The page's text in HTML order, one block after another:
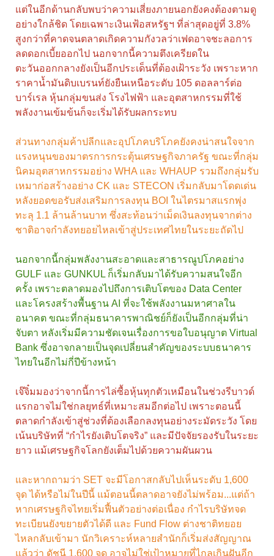
แต่ในอีกด้านกลับพบว่าความเสี่ยงภายนอกยังคงต้องตามดู
อย่างใกล้ชิด โดยเฉพาะเงินเฟ้อสหรัฐฯ ที่ล่าสุดอยู่ที่ 3.8%
สูงกว่าที่คาดจนตลาดเกิดความกังวลว่าเฟดอาจชะลอการ
ลดดอกเบี้ยออกไป นอกจากนี้ความตึงเครียดใน
ตะวันออกกลางยังเป็นอีกประเด็นที่ต้องเฝ้าระวัง เพราะหาก
ราคาน้ำมันดิบเบรนท์ยังยืนเหนือระดับ 105 ดอลลาร์ต่อ
บาร์เรล หุ้นกลุ่มขนส่ง โรงไฟฟ้า และอุตสาหกรรมที่ใช้
พลังงานเข้มข้นก็จะเริ่มได้รับผลกระทบ
ส่วนทางกลุ่มค้าปลีกและอุปโภคบริโภคยังคงน่าสนใจจาก
แรงหนุนของมาตรการกระตุ้นเศรษฐกิจภาครัฐ ขณะที่กลุ่ม
นิคมอุตสาหกรรมอย่าง WHA และ WHAUP รวมถึงกลุ่มรับ
เหมาก่อสร้างอย่าง CK และ STECON เริ่มกลับมาโดดเด่น
หลังยอดขอรับส่งเสริมการลงทุน BOI ในไตรมาสแรกพุ่ง
ทะลุ 1.1 ล้านล้านบาท ซึ่งสะท้อนว่าเม็ดเงินลงทุนจากต่าง
ชาติอาจกำลังทยอยไหลเข้าสู่ประเทศไทยในระยะถัดไป
นอกจากนี้กลุ่มพลังงานสะอาดและสาธารณูปโภคอย่าง
GULF และ GUNKUL ก็เริ่มกลับมาได้รับความสนใจอีก
ครั้ง เพราะตลาดมองไปถึงการเติบโตของ Data Center
และโครงสร้างพื้นฐาน AI ที่จะใช้พลังงานมหาศาลใน
อนาคต ขณะที่กลุ่มธนาคารพาณิชย์ก็ยังเป็นอีกกลุ่มที่น่า
จับตา หลังเริ่มมีความชัดเจนเรื่องการขอใบอนุญาต Virtual
Bank ซึ่งอาจกลายเป็นจุดเปลี่ยนสำคัญของระบบธนาคาร
ไทยในอีกไม่กี่ปีข้างหน้า
เจ๊จิ๋มมองว่าจากนี้การไล่ซื้อหุ้นทุกตัวเหมือนในช่วงรีบาวด์
แรกอาจไม่ใช่กลยุทธ์ที่เหมาะสมอีกต่อไป เพราะตอนนี้
ตลาดกำลังเข้าสู่ช่วงที่ต้องเลือกลงทุนอย่างระมัดระวัง โดย
เน้นบริษัทที่ “กำไรยังเติบโตจริง” และมีปัจจัยรองรับในระยะ
ยาว แม้เศรษฐกิจโลกยังเต็มไปด้วยความผันผวน
และหากถามว่า SET จะมีโอกาสกลับไปเห็นระดับ 1,600
จุด ได้หรือไม่ในปีนี้ แม้ตอนนี้ตลาดอาจยังไม่พร้อม...แต่ถ้า
หากเศรษฐกิจไทยเริ่มฟื้นตัวอย่างต่อเนื่อง กำไรบริษัทจด
ทะเบียนยังขยายตัวได้ดี และ Fund Flow ต่างชาติทยอย
ไหลกลับเข้ามา นักวิเคราะห์หลายสำนักก็เริ่มส่งสัญญาณ
แล้วว่า ดัชนี 1,600 จุด อาจไม่ใช่เป้าหมายที่ไกลเกินฝันอีก